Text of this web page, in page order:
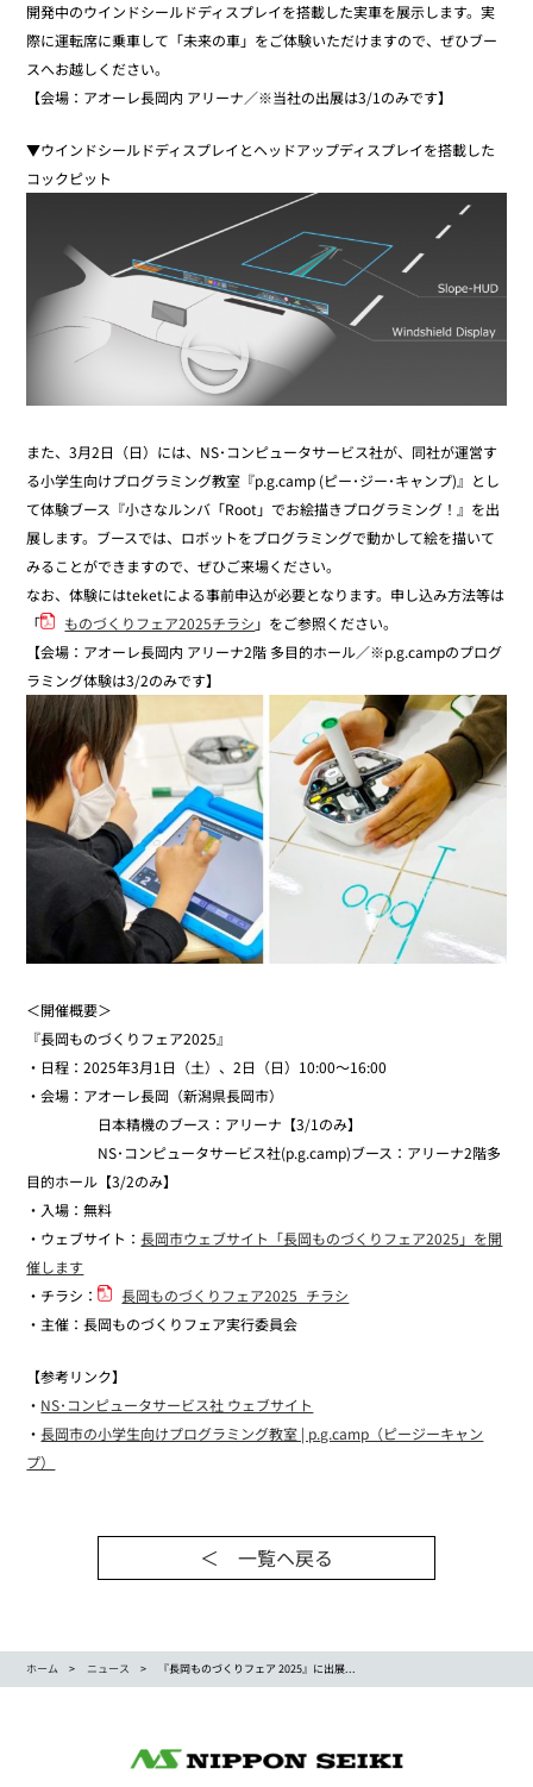
開発中のウインドシールドディスプレイを搭載した実車を展示します。実
際に運転席に乗車して「未来の車」をご体験いただけますので、ぜひブー
スへお越しください。
【会場：アオーレ長岡内 アリーナ／※当社の出展は3/1のみです】
▼ウインドシールドディスプレイとヘッドアップディスプレイを搭載した
コックピット
また、3月2日（日）には、NS･コンピュータサービス社が、同社が運営す
る小学生向けプログラミング教室『p.g.camp (ピー･ジー･キャンプ)』とし
て体験ブース『小さなルンバ「Root」でお絵描きプログラミング！』を出
展します。ブースでは、ロボットをプログラミングで動かして絵を描いて
みることができますので、ぜひご来場ください。
なお、体験にはteketによる事前申込が必要となります。申し込み方法等は
「
ものづくりフェア2025チラシ 」をご参照ください。
【会場：アオーレ長岡内 アリーナ2階 多目的ホール／※p.g.campのプログ
ラミング体験は3/2のみです】
＜開催概要＞
『長岡ものづくりフェア2025』
・日程：2025年3月1日（土）、2日（日）10:00～16:00
・会場：アオーレ長岡（新潟県長岡市）
日本精機のブース：アリーナ【3/1のみ】
NS･コンピュータサービス社(p.g.camp)ブース：アリーナ2階多
目的ホール【3/2のみ】
・入場：無料
・ウェブサイト：長岡市ウェブサイト「長岡ものづくりフェア2025」を開
催します
・チラシ：
長岡ものづくりフェア2025_チラシ
・主催：長岡ものづくりフェア実行委員会
【参考リンク】
・ NS･コンピュータサービス社 ウェブサイト
・長岡市の小学生向けプログラミング教室 | p.g.camp（ピージーキャン
プ）
＜ 一覧ヘ戻る
ホーム ニュース 『長岡ものづくりフェア 2025』に出展...